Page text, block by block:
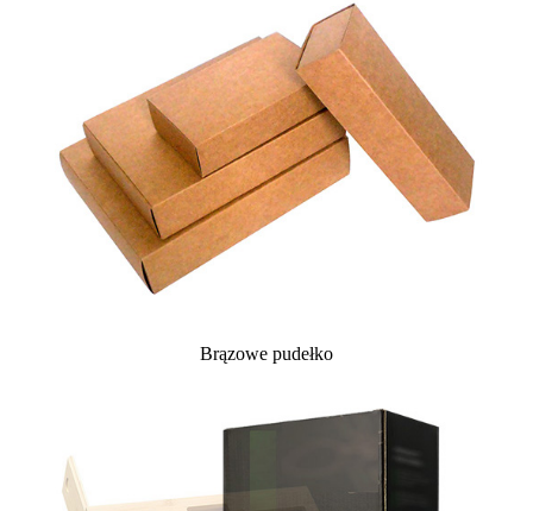
Brązowe pudełko